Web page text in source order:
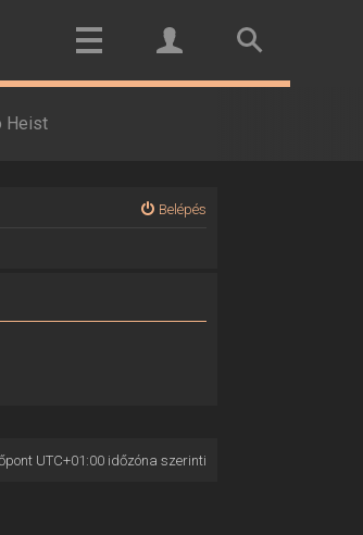
Heist
Belépés
UTC+01:00időzóna szerinti